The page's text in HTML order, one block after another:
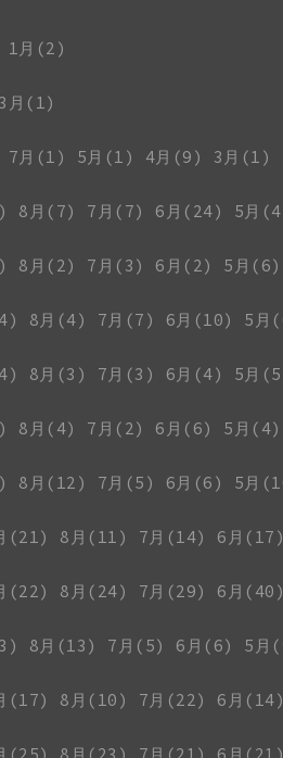
1月(2)
3月(1)
7月(1) 5月(1) 4月(9) 3月(1)
8月(7) 7月(7) 6月(24) 5月
8月(2) 7月(3) 6月(2) 5月(6)
8月(4) 7月(7) 6月(10) 5月
8月(3) 7月(3) 6月(4) 5月
8月(4) 7月(2) 6月(6) 5月(4)
8月(12) 7月(5) 6月(6) 5月
(21) 8月(11) 7月(14) 6月(17)
(22) 8月(24) 7月(29) 6月(40)
8月(13) 7月(5) 6月(6) 5月
(17) 8月(10) 7月(22) 6月(14)